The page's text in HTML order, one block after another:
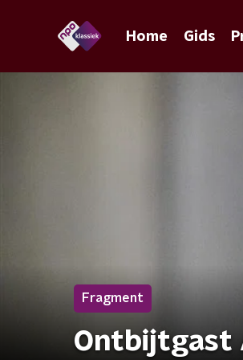
Home Gids
Fragment
Ontbijtgast